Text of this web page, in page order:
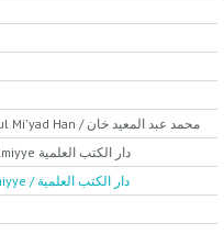
Muhammed Abdul Mi'yad Han / محمد عبد المعيد خان
Daru'l-Kutubi'l-İlmiyye دار الكتب العلمية
Darul Kutubil İlmiyye / دار الكتب العلمية